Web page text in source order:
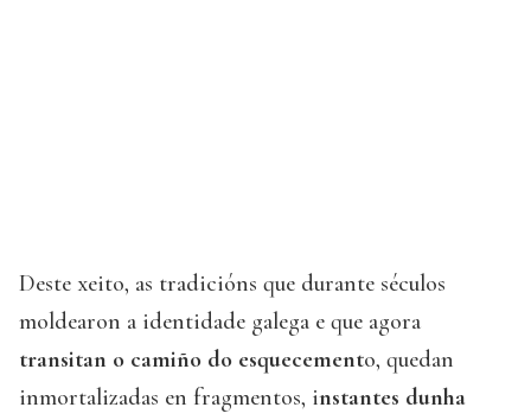
Deste xeito, as tradicións que durante séculos
moldearon a identidade galega e que agora
transitan o camiño do esquecemento, quedan
inmortalizadas en fragmentos, instantes dunha